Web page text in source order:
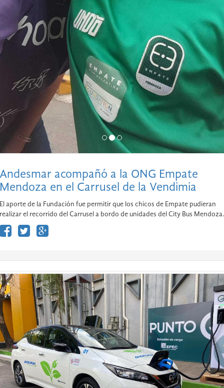
Andesmar acompañó a la ONG Empate
Mendoza en el Carrusel de la Vendimia
El aporte de la Fundación fue permitir que los chicos de Empate pudieran
realizar el recorrido del Carrusel a bordo de unidades del City Bus Mendoza.